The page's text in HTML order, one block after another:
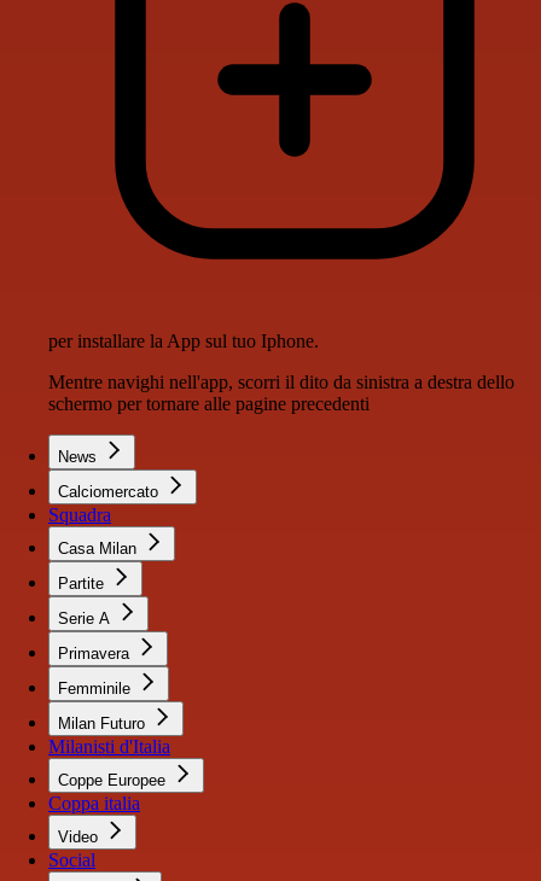
per installare la App sul tuo Iphone.
Mentre navighi nell'app, scorri il dito da sinistra a destra dello
schermo per tornare alle pagine precedenti
News
Calciomercato
Squadra
Casa Milan
Partite
Serie A
Primavera
Femminile
Milan Futuro
Milanisti d'Italia
Coppe Europee
Coppa italia
Video
Social